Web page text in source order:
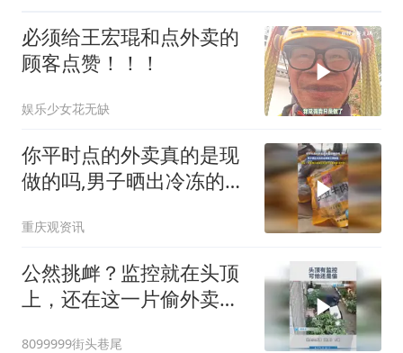
必须给王宏琨和点外卖的
顾客点赞！！！
娱乐少女花无缺
你平时点的外卖真的是现
做的吗,男子晒出冷冻的各
我只点自己知道的堂食商
家 现炒的
重庆观资讯
公然挑衅？监控就在头顶
上，还在这一片偷外卖，
8099999街头巷尾